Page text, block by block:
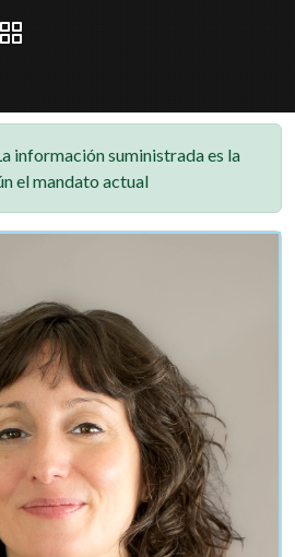
información suministrada es la
el mandato actual